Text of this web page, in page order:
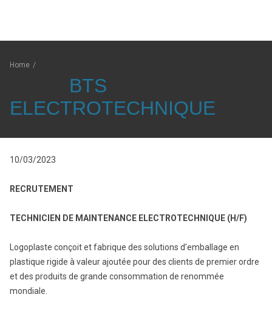
Home /
BTS
ELECTROTECHNIQUE
10/03/2023
RECRUTEMENT
TECHNICIEN DE MAINTENANCE ELECTROTECHNIQUE (H/F)
Logoplaste conçoit et fabrique des solutions d’emballage en
plastique rigide à valeur ajoutée pour des clients de premier ordre
et des produits de grande consommation de renommée
mondiale.